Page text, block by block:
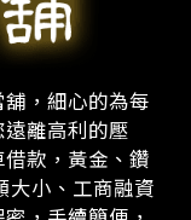
，細心的為每
離高利的壓
款，黃金、鑽
大小、工商融資